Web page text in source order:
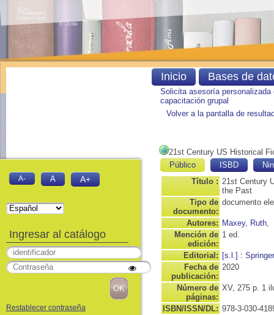
Solicita asesoría personalizada
capacitación grupal
Volver a la pantalla de
21st Century US Historical
Público
ISBD
Título : 21st Century
the Past
Tipo de
documento:
documento
Autores: Maxey, Ruth,
Mención de
edición:
1 ed.
Editorial: [s.l.] : Springer
Fecha de
publicación:
2020
Número de
páginas:
XV, 275 p. 1
ISBN/ISSN/DL: 978-3-030-
Inicio Bases de
A- A A+
Ingresar al catálogo
Restablecer contraseña